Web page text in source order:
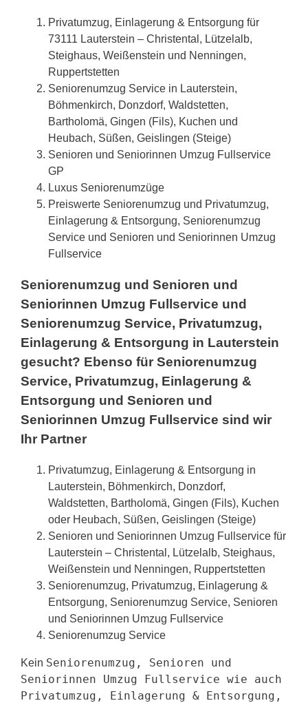
Privatumzug, Einlagerung & Entsorgung für
73111 Lauterstein – Christental, Lützelalb,
Steighaus, Weißenstein und Nenningen,
Ruppertstetten
Seniorenumzug Service in Lauterstein,
Böhmenkirch, Donzdorf, Waldstetten,
Bartholomä, Gingen (Fils), Kuchen und
Heubach, Süßen, Geislingen (Steige)
Senioren und Seniorinnen Umzug Fullservice
GP
Luxus Seniorenumzüge
Preiswerte Seniorenumzug und Privatumzug,
Einlagerung & Entsorgung, Seniorenumzug
Service und Senioren und Seniorinnen Umzug
Fullservice
Seniorenumzug und Senioren und
Seniorinnen Umzug Fullservice und
Seniorenumzug Service, Privatumzug,
Einlagerung & Entsorgung in Lauterstein
gesucht? Ebenso für Seniorenumzug
Service, Privatumzug, Einlagerung &
Entsorgung und Senioren und
Seniorinnen Umzug Fullservice sind wir
Ihr Partner
Privatumzug, Einlagerung & Entsorgung in
Lauterstein, Böhmenkirch, Donzdorf,
Waldstetten, Bartholomä, Gingen (Fils), Kuchen
oder Heubach, Süßen, Geislingen (Steige)
Senioren und Seniorinnen Umzug Fullservice für
Lauterstein – Christental, Lützelalb, Steighaus,
Weißenstein und Nenningen, Ruppertstetten
Seniorenumzug, Privatumzug, Einlagerung &
Entsorgung, Seniorenumzug Service, Senioren
und Seniorinnen Umzug Fullservice
Seniorenumzug Service
Kein Seniorenumzug, Senioren und
Seniorinnen Umzug Fullservice wie auch
Privatumzug, Einlagerung & Entsorgung,